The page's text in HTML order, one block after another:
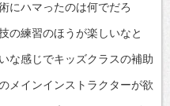
にハマったのは何でだろ
練習のほうが楽しいなと
な感じでキッズクラスの補助
メインインストラクターが欲